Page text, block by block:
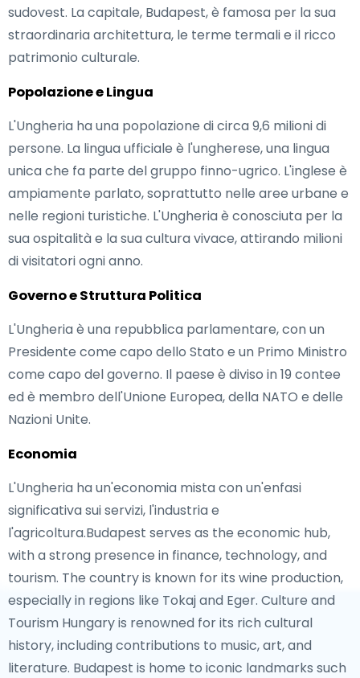
sudovest. La capitale, Budapest, è famosa per la sua
straordinaria architettura, le terme termali e il ricco
patrimonio culturale.
Popolazione e Lingua
L'Ungheria ha una popolazione di circa 9,6 milioni di
persone. La lingua ufficiale è l'ungherese, una lingua
unica che fa parte del gruppo finno-ugrico. L'inglese è
ampiamente parlato, soprattutto nelle aree urbane e
nelle regioni turistiche. L'Ungheria è conosciuta per la
sua ospitalità e la sua cultura vivace, attirando milioni
di visitatori ogni anno.
Governo e Struttura Politica
L'Ungheria è una repubblica parlamentare, con un
Presidente come capo dello Stato e un Primo Ministro
come capo del governo. Il paese è diviso in 19 contee
ed è membro dell'Unione Europea, della NATO e delle
Nazioni Unite.
Economia
L'Ungheria ha un'economia mista con un'enfasi
significativa sui servizi, l'industria e
l'agricoltura.Budapest serves as the economic hub,
with a strong presence in finance, technology, and
tourism. The country is known for its wine production,
especially in regions like Tokaj and Eger. Culture and
Tourism Hungary is renowned for its rich cultural
history, including contributions to music, art, and
literature. Budapest is home to iconic landmarks such